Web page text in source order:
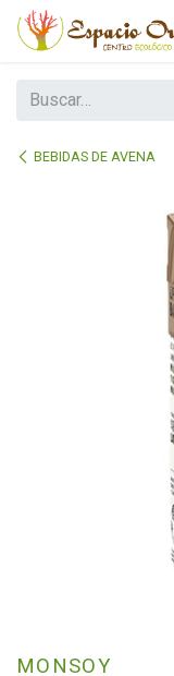
Ir al contenido
BEBIDAS DE AVENA
MONSOY